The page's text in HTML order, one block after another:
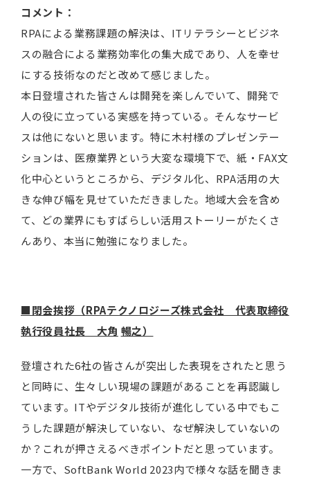
コメント：
RPAによる業務課題の解決は、ITリテラシーとビジネ
スの融合による業務効率化の集大成であり、人を幸せ
にする技術なのだと改めて感じました。
本日登壇された皆さんは開発を楽しんでいて、開発で
人の役に立っている実感を持っている。そんなサービ
スは他にないと思います。特に木村様のプレゼンテー
ションは、医療業界という大変な環境下で、紙・FAX文
化中心というところから、デジタル化、RPA活用の大
きな伸び幅を見せていただきました。地域大会を含め
て、どの業界にもすばらしい活用ストーリーがたくさ
んあり、本当に勉強になりました。
■閉会挨拶（RPAテクノロジーズ株式会社 代表取締役
執行役員社長 大角 暢之）
登壇された6社の皆さんが突出した表現をされたと思う
と同時に、生々しい現場の課題があることを再認識し
ています。ITやデジタル技術が進化している中でもこ
うした課題が解決していない、なぜ解決していないの
か？これが押さえるべきポイントだと思っています。
一方で、SoftBank World 2023内で様々な話を聞きま